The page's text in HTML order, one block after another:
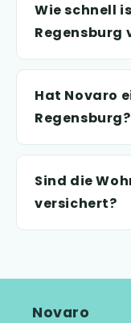
Wie schnell
Regensburg
Hat Novaro
Regensburg?
Sind die
versichert?
Novaro